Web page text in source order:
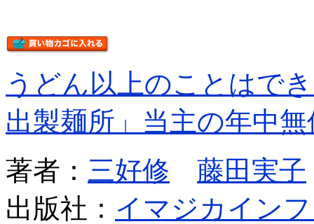
うどん以上のことはで
出製麺所」当主の年中
著者： 三好修
藤田実子
出版社： イマジカイン